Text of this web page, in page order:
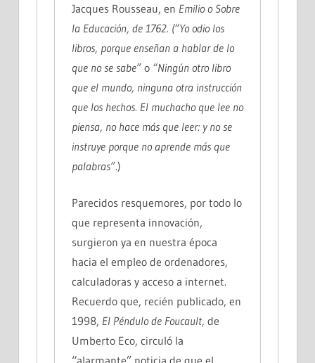
Jacques Rousseau, en Emilio o Sobre
la Educación, de 1762. (“Yo odio los
libros, porque enseñan a hablar de lo
que no se sabe” o “Ningún otro libro
que el mundo, ninguna otra instrucción
que los hechos. El muchacho que lee no
piensa, no hace más que leer: y no se
instruye porque no aprende más que
palabras”.)
Parecidos resquemores, por todo lo
que representa innovación,
surgieron ya en nuestra época
hacia el empleo de ordenadores,
calculadoras y acceso a internet.
Recuerdo que, recién publicado, en
1998, El Péndulo de Foucault, de
Umberto Eco, circuló la
“alarmante” noticia de que el